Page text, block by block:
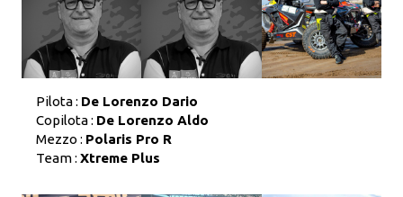
Pilota : De Lorenzo Dario
Copilota : De Lorenzo Aldo
Mezzo : Polaris Pro R
Team : Xtreme Plus